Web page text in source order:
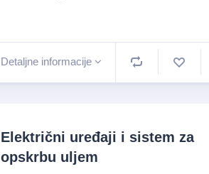
Detaljne informacije
Električni uređaji i sistem za
opskrbu uljem